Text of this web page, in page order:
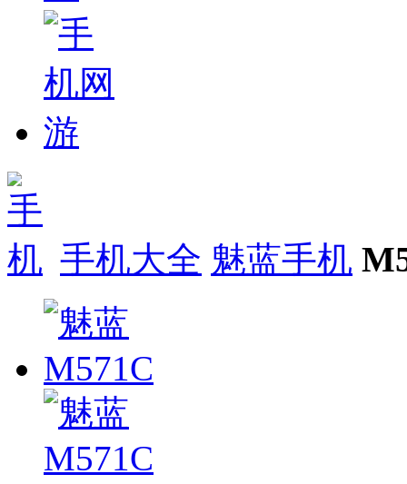
手机大全 魅蓝手机